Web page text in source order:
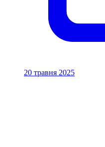
20 травня 2025